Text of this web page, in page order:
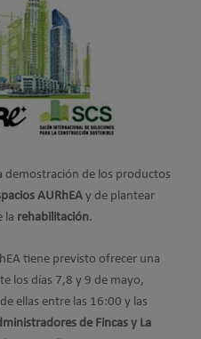
demostración de los productos
AURhEA y de plantear
la rehabilitación.
tiene previsto ofrecer una
los días 7,8 y 9 de mayo,
ellas entre las 16:00 y las
de Fincas y La